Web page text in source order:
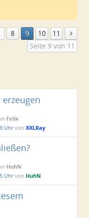
8 9 10
11
Seite 9 von 11
Felix
UhrvonXXLRay
HuhN
Uhrvon HuhN